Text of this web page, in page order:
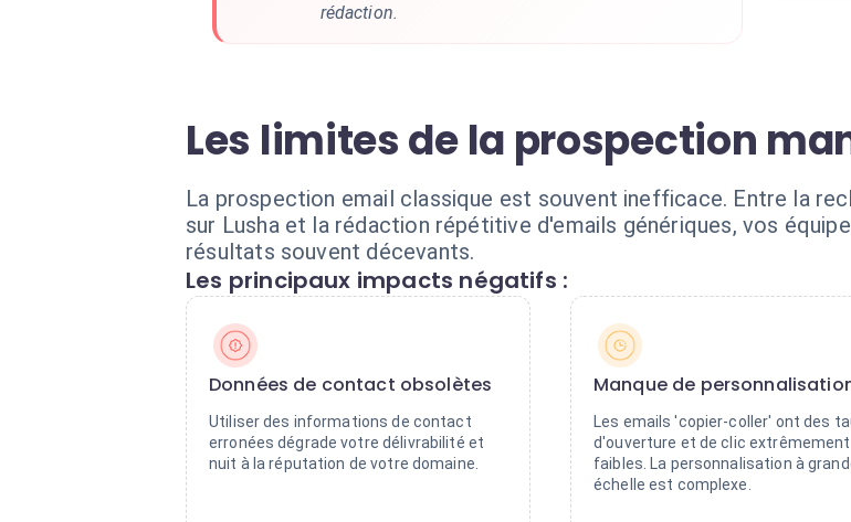
rédaction.
Les limites de la prospection
La prospection email classique est souvent inefficace. Entre la
sur Lusha et la rédaction répétitive d'emails génériques, vos
résultats souvent décevants.
Les principaux impacts négatifs :
Données de contact obsolètes
Utiliser des informations de contact
erronées dégrade votre délivrabilité et
nuit à la réputation de votre domaine.
Manque de
Les emails 'copier-coller' ont des
d'ouverture et de clic extrêmement
faibles. La personnalisation à
échelle est complexe.